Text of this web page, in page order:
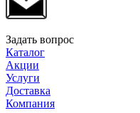
Задать вопрос
Каталог
Акции
Услуги
Доставка
Компания